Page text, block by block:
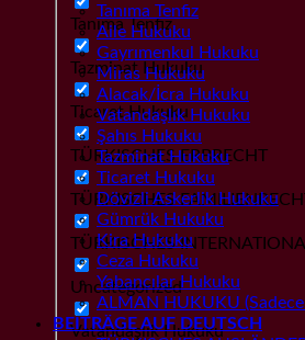
Tanıma Tenfiz
Tazminat Hukuku
Ticaret Hukuku
TÜRKISCHES ERBRECHT
TÜRKISCHES
TÜRKISCHES
Uncategorized
Vatandaşlık Hukuku
Tanıma Tenfiz
Aile Hukuku
Gayrımenkul Hukuku
Miras Hukuku
Alacak/İcra Hukuku
Vatandaşlık Hukuku
Şahıs Hukuku
Tazminat Hukuku
Ticaret Hukuku
Dövizli Askerlik Hukuku
Gümrük Hukuku
Kira Hukuku
Ceza Hukuku
Yabancılar Hukuku
ALMAN HUKUKU
BEITRÄGE AUF DEUTSCH